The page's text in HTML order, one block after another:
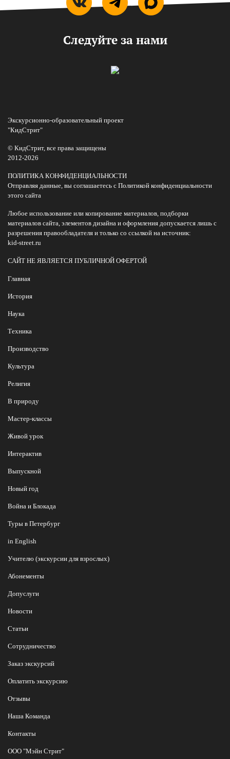
Следуйте за нами
Экскурсионно-образовательный проект
"КидСтрит"
© КидСтрит, все права защищены
2012-2026
ПОЛИТИКА КОНФИДЕНЦИАЛЬНОСТИ
Отправляя данные, вы соглашаетесь с Политикой конфиденциальности
этого сайта
Любое использование или копирование материалов, подборки
материалов сайта, элементов дизайна и оформления допускается лишь с
разрешения правообладателя и только со ссылкой на источник:
kid-street.ru
САЙТ НЕ ЯВЛЯЕТСЯ ПУБЛИЧНОЙ ОФЕРТОЙ
Главная
История
Наука
Техника
Производство
Культура
Религия
В природу
Мастер-классы
Живой урок
Интерактив
Выпускной
Новый год
Война и Блокада
Туры в Петербург
in English
Учителю (экскурсии для взрослых)
Абонементы
Допуслуги
Новости
Статьи
Сотрудничество
Заказ экскурсий
Оплатить экскурсию
Отзывы
Наша Команда
Контакты
ООО "Мэйн Стрит"